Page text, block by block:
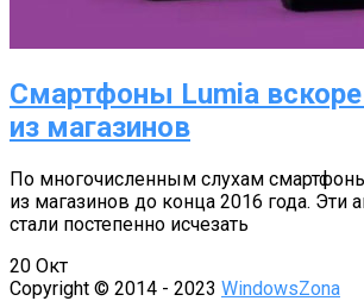
Смартфоны Lumia вскоре
из магазинов
По многочисленным слухам
из магазинов до конца 2016 года. Эти
стали постепенно исчезать
20 Окт
Copyright © 2014 - 2023 WindowsZona